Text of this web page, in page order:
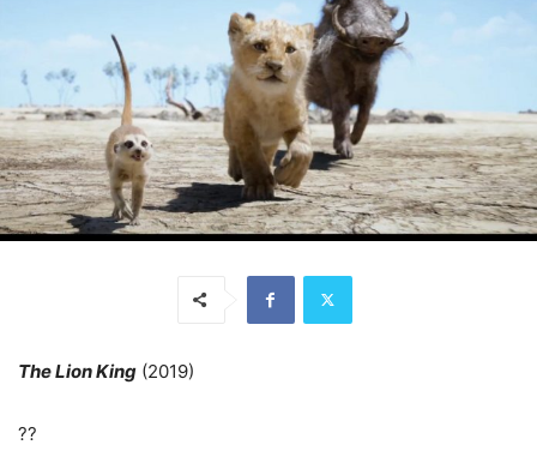
The Lion King (2019)
??